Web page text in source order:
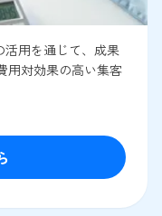
活用を通じて、成果
用対効果の高い集客